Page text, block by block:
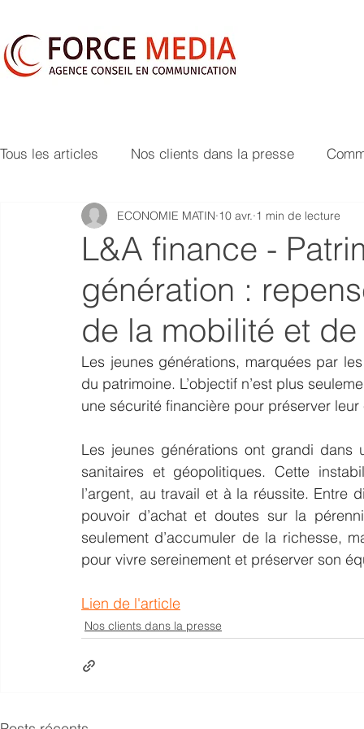
Tous les articles Nos clients dans la presse
L&A finance -
génération :
de la mobilité et de
ECONOMIE MATIN 10 avr. 1 min de lecture
Les jeunes générations, marquées par
du patrimoine. L’objectif n’est plus
une sécurité financière pour préserver
Les jeunes générations ont grandi
sanitaires et géopolitiques. Cette
l’argent, au travail et à la réussite. Entre
pouvoir d’achat et doutes sur la
seulement d’accumuler de la richesse,
pour vivre sereinement et préserver son
Lien de l'article
Nos clients dans la presse